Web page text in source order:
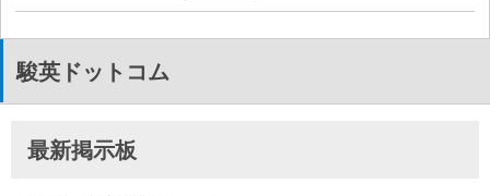
駿英ドットコム
最新掲示板